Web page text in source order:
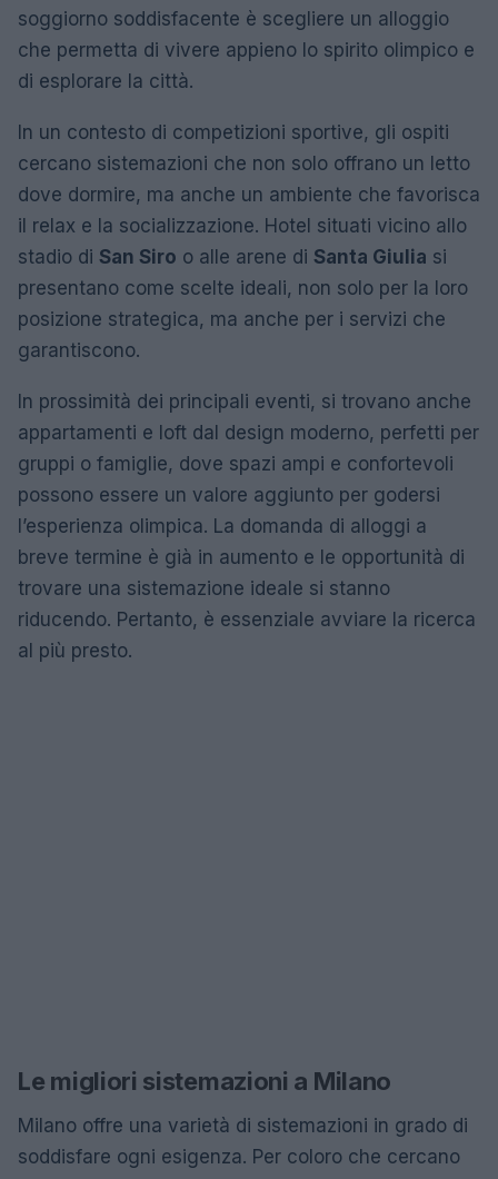
soggiorno soddisfacente è scegliere un alloggio
che permetta di vivere appieno lo spirito olimpico e
di esplorare la città.
In un contesto di competizioni sportive, gli ospiti
cercano sistemazioni che non solo offrano un letto
dove dormire, ma anche un ambiente che favorisca
il relax e la socializzazione. Hotel situati vicino allo
stadio di San Siro o alle arene di Santa Giulia si
presentano come scelte ideali, non solo per la loro
posizione strategica, ma anche per i servizi che
garantiscono.
In prossimità dei principali eventi, si trovano anche
appartamenti e loft dal design moderno, perfetti per
gruppi o famiglie, dove spazi ampi e confortevoli
possono essere un valore aggiunto per godersi
l’esperienza olimpica. La domanda di alloggi a
breve termine è già in aumento e le opportunità di
trovare una sistemazione ideale si stanno
riducendo. Pertanto, è essenziale avviare la ricerca
al più presto.
Le migliori sistemazioni a Milano
Milano offre una varietà di sistemazioni in grado di
soddisfare ogni esigenza. Per coloro che cercano